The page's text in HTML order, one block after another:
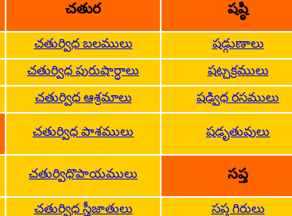
చతుర షష్ఠి
చతుర్విధ బలములు
షడ్గుణాలు
చతుర్విధ పురుషార్ధాలు
షట్చక్రములు
చతుర్విధ ఆశ్రమాలు షడ్విధ రసములు
చతుర్విధ పాశములు షడృతువులు
చతుర్విధొపాయములు సప్త
చతుర్విధ స్త్రీజాతులు
సప్త గిరులు